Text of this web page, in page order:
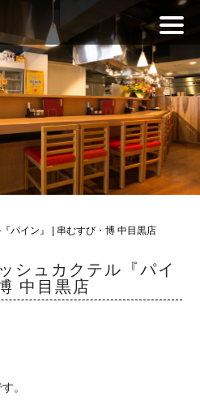
パイン』 | 串むすび・博 中目黒店
シュカクテル『パイ
中目黒店
。